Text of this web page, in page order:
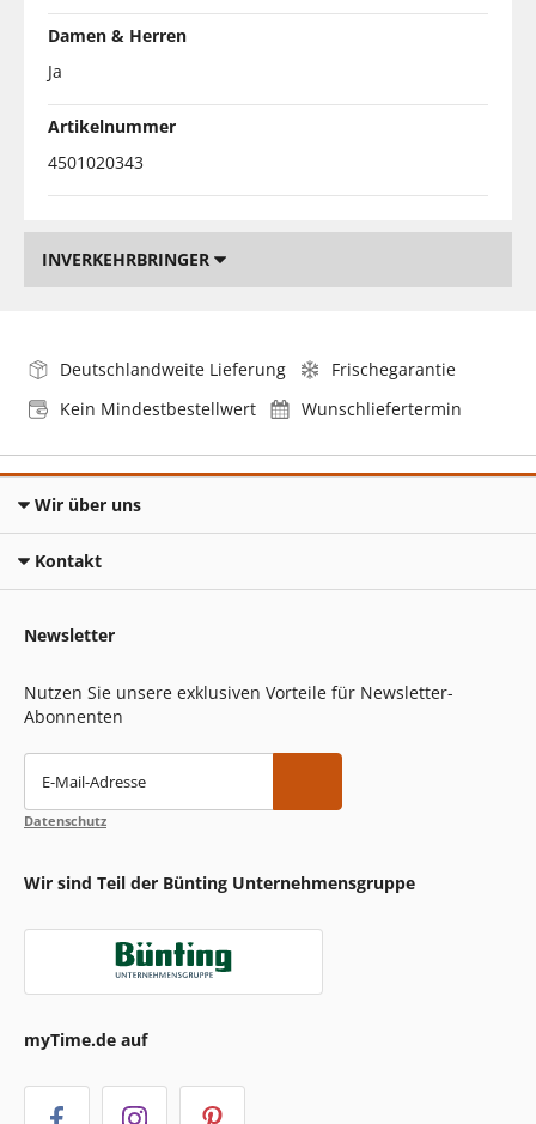
Damen & Herren
Ja
Artikelnummer
4501020343
INVERKEHRBRINGER
Deutschlandweite Lieferung
Frischegarantie
Kein Mindestbestellwert
Wunschliefertermin
Wir über uns
Kontakt
Newsletter
Nutzen Sie unsere exklusiven Vorteile für Newsletter-
Abonnenten
E-Mail-Adresse
Datenschutz
Wir sind Teil der Bünting Unternehmensgruppe
myTime.de auf